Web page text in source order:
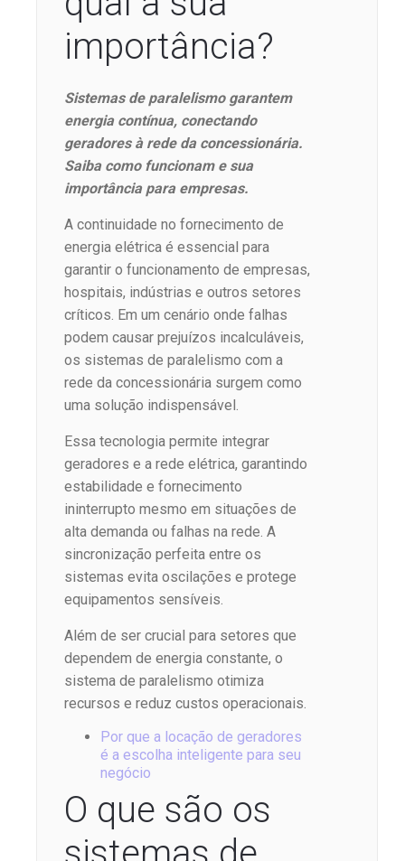
importância?
Sistemas de paralelismo garantem
energia contínua, conectando
geradores à rede da concessionária.
Saiba como funcionam e sua
importância para empresas.
A continuidade no fornecimento de
energia elétrica é essencial para
garantir o funcionamento de empresas,
hospitais, indústrias e outros setores
críticos. Em um cenário onde falhas
podem causar prejuízos incalculáveis,
os sistemas de paralelismo com a
rede da concessionária surgem como
uma solução indispensável.
Essa tecnologia permite integrar
geradores e a rede elétrica, garantindo
estabilidade e fornecimento
ininterrupto mesmo em situações de
alta demanda ou falhas na rede. A
sincronização perfeita entre os
sistemas evita oscilações e protege
equipamentos sensíveis.
Além de ser crucial para setores que
dependem de energia constante, o
sistema de paralelismo otimiza
recursos e reduz custos operacionais.
Por que a locação de geradores
é a escolha inteligente para seu
negócio
O que são os